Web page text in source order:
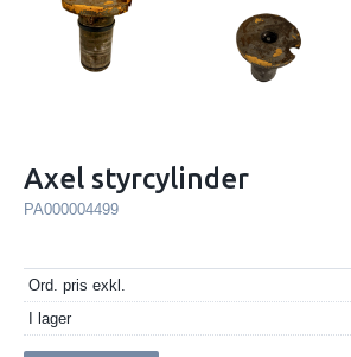
Axel styrcylinder
PA000004499
Ord. pris exkl.
I lager